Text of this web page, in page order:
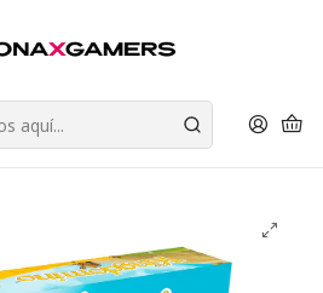
Leer más
Juegos de Colocación de Losetas
Kingdomino